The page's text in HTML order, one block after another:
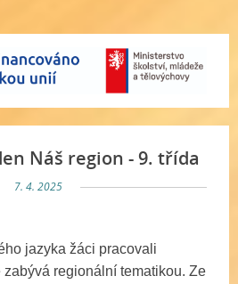
Náš region - 9. třída
7. 4. 2025
jazyka žáci pracovali
zabývá regionální tematikou. Ze